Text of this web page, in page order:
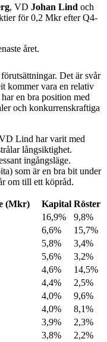
, VD Johan Lind och
för 0,2 Mkr efter Q4-
året.
Det är svår
kommer vara en relativ
en bra position med
och konkurrenskraftiga
Lind har varit med
långsiktighet.
ingångsläge.
som är en bra bit under
om till ett köpråd.
(Mkr) Kapital Röster
16,9%
9,8%
6,6%
15,7%
5,8%
3,4%
5,6%
3,2%
4,6%
14,5%
4,4%
2,5%
4,0%
9,6%
4,0%
8,1%
3,9%
2,3%
3,8%
2,2%